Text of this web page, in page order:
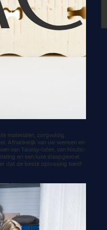
materialen, zorgvuldig
Afhankelijk van uw wensen en
van Talalay-latex, van Nautic-
en een luxe slaapgevoel.
dat de beste oplossing biedt